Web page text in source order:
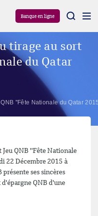
Banque en ligne
tirage au sort
du Qatar
''Fête Nationale du Qatar
Jeu QNB ''Fête Nationale
22 Décembre 2015 à
présente ses sincères
QNB d'une